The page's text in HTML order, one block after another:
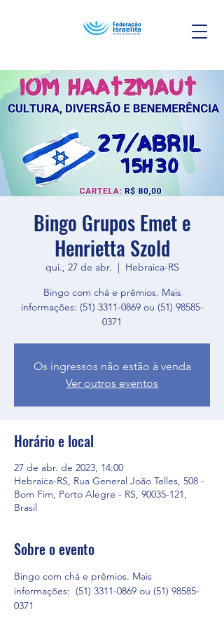
Bingo Grupos Emet e
Henrietta Szold
qui., 27 de abr.
  |
Hebraica-RS
Bingo com chá e prêmios. Mais
informações: (51) 3311-0869 ou (51) 98585-
0371
Os ingressos não estão à venda
Ver outros eventos
Horário e local
27 de abr. de 2023, 14:00
Hebraica-RS, Rua General João Telles, 508 -
Bom Fim, Porto Alegre - RS, 90035-121,
Brasil
Sobre o evento
Bingo com chá e prêmios. Mais
informações:  (51) 3311-0869 ou (51) 98585-
0371